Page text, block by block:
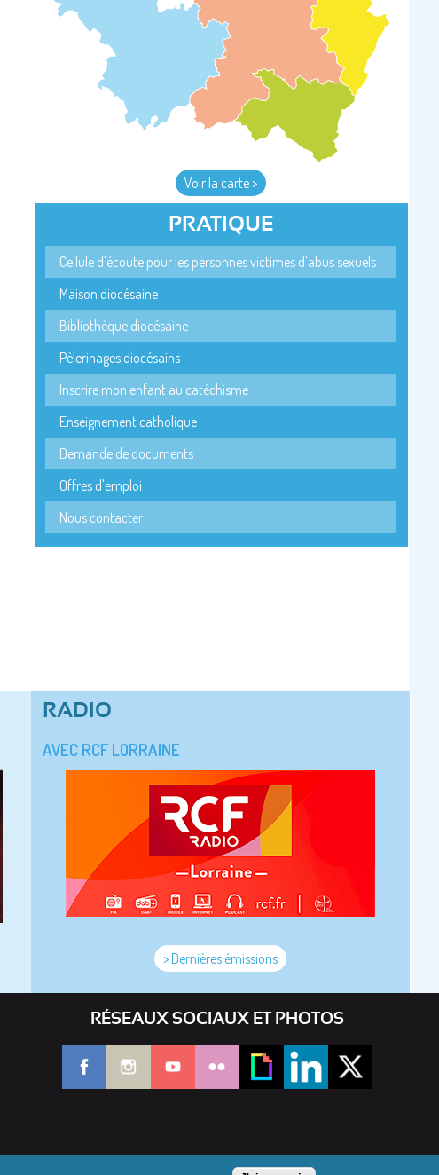
Voir la carte >
PRATIQUE
Cellule d'écoute pour les personnes victimes d'abus sexuels
Maison diocésaine
Bibliothèque diocésaine
Pèlerinages diocésains
Inscrire mon enfant au catéchisme
Enseignement catholique
Demande de documents
Offres d'emploi
Nous contacter
RADIO
AVEC RCF LORRAINE
> Dernières émissions
RÉSEAUX SOCIAUX ET PHOTOS